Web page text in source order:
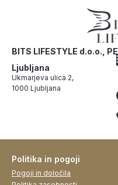
BITS LIFESTYLE d.o.o., PE
Ljubljana
Ukmarjeva ulica 2,
1000 Ljubljana
Politika in pogoji
Pogoji in določila